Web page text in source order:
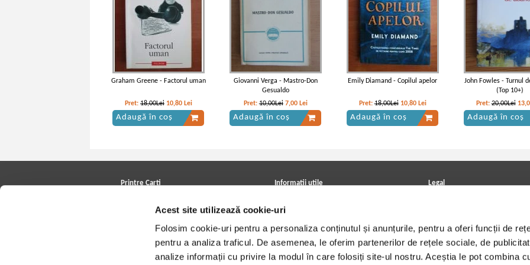
Acest site utilizează cookie-uri
Folosim cookie-uri pentru a personaliza conținutul și anunțurile, pentru a oferi funcții de
pentru a analiza traficul. De asemenea, le oferim partenerilor de rețele sociale, de
analize informații cu privire la modul în care folosiți site-ul nostru. Aceștia le pot combina
Graham Greene - Factorul uman
Pret: 18,00Lei 10,80 Lei
Adaugă în coș
Giovanni Verga - Mastro-Don
Gesualdo
Pret:10,00Lei 7,00 Lei
Adaugă în coș
Emily Diamand - Copilul apelor
Pret:18,00Lei 10,80 Lei
Adaugă în coș
John Fowles - Turnul
(Top 10+)
Pret:20,00Lei
Adaugă în coș
Printre Carti
Cele mai căutate cărți
Blog Printre Carti
Informatii utile
Achizitii viniluri, casete, CD/DVD
Cum cumpar?
Politica de livrare
Retur comenzi
Angajari - Cariere
Legal
Termeni si conditii
Utilizare cookie-uri